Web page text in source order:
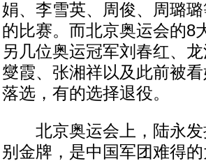
娟、李雪英、周俊、周璐
的比赛。而北京奥运会的8
另几位奥运冠军刘春红、
燮霞、张湘祥以及此前被
落选，有的选择退役。
北京奥运会上，陆永发
别金牌，是中国军团难得